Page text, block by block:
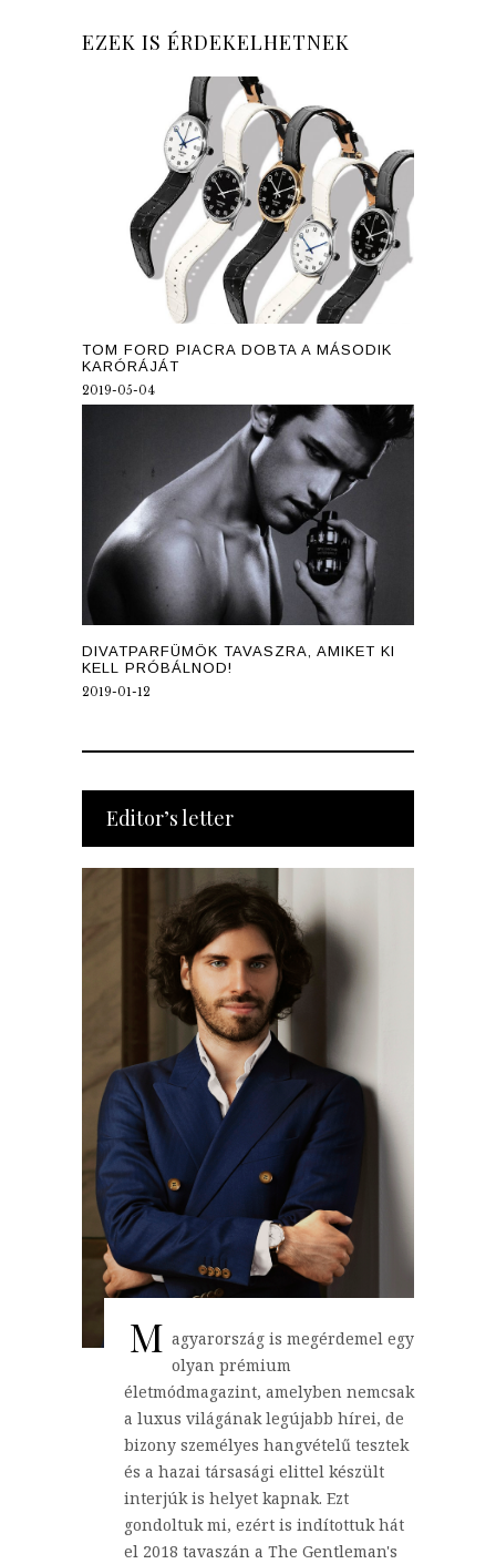
EZEK IS ÉRDEKELHETNEK
TOM FORD PIACRA DOBTA A MÁSODIK
KARÓRÁJÁT
2019-05-04
DIVATPARFÜMÖK TAVASZRA, AMIKET KI
KELL PRÓBÁLNOD!
2019-01-12
Editor’s letter
M agyarország is megérdemel egy
olyan prémium
életmódmagazint, amelyben nemcsak
a luxus világának legújabb hírei, de
bizony személyes hangvételű tesztek
és a hazai társasági elittel készült
interjúk is helyet kapnak. Ezt
gondoltuk mi, ezért is indítottuk hát
el 2018 tavaszán a The Gentleman's